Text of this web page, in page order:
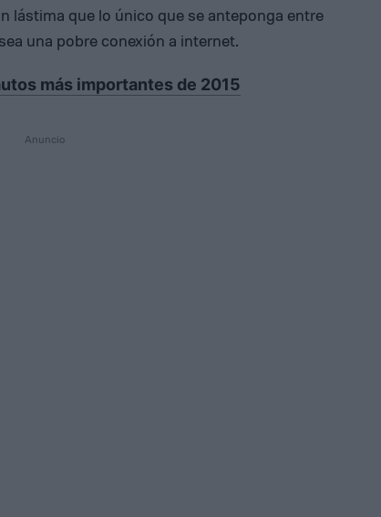
lástima que lo único que se anteponga entre
una pobre conexión a internet.
más importantes de 2015